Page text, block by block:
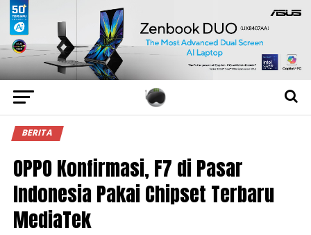
BERITA
OPPO Konfirmasi, F7 di Pasar
Indonesia Pakai Chipset Terbaru
MediaTek